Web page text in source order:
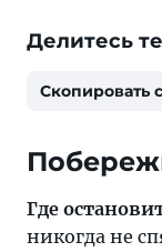
Делитесь
Скопировать
Где
никогда не